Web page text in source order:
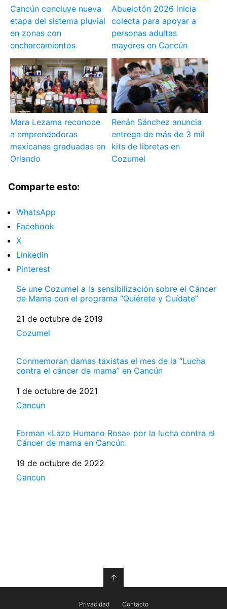
Cancún concluye nueva
etapa del sistema pluvial
en zonas con
encharcamientos
Abuelotón 2026 inicia
colecta para apoyar a
personas adultas
mayores en Cancún
Mara Lezama reconoce
a emprendedoras
mexicanas graduadas en
Orlando
Renán Sánchez anuncia
entrega de más de 3 mil
kits de libretas en
Cozumel
Comparte esto:
WhatsApp
Facebook
X
LinkedIn
Pinterest
Se une Cozumel a la sensibilización sobre el Cáncer
de Mama con el programa “Quiérete y Cuídate”
Fecha
21 de octubre de 2019
Respecto a
Cozumel
Conmemoran damas taxistas el mes de la “Lucha
contra el cáncer de mama” en Cancún
Fecha
1 de octubre de 2021
Respecto a
Cancun
Forman «Lazo Humano Rosa» por la lucha contra el
Cáncer de mama en Cancún
Fecha
19 de octubre de 2022
Respecto a
Cancun
↑
Privacidad Contacto